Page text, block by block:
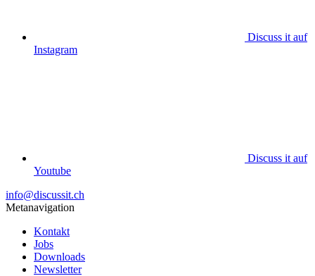
Discuss it auf
Instagram
Discuss it auf
Youtube
info@discussit.ch
Metanavigation
Kontakt
Jobs
Downloads
Newsletter